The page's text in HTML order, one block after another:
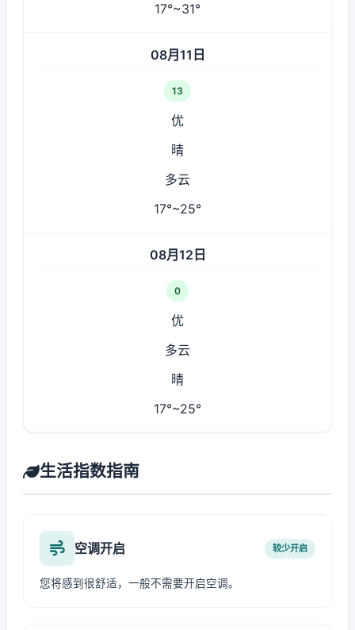
17°~31°
08月11日
13
优
晴
多云
17°~25°
08月12日
0
优
多云
晴
17°~25°
生活指数指南
空调开启 较少开启
您将感到很舒适，一般不需要开启空调。